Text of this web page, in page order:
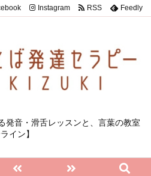
発音・滑舌レッスンと、言葉の教室
イン】
Instagram RSS Feedly